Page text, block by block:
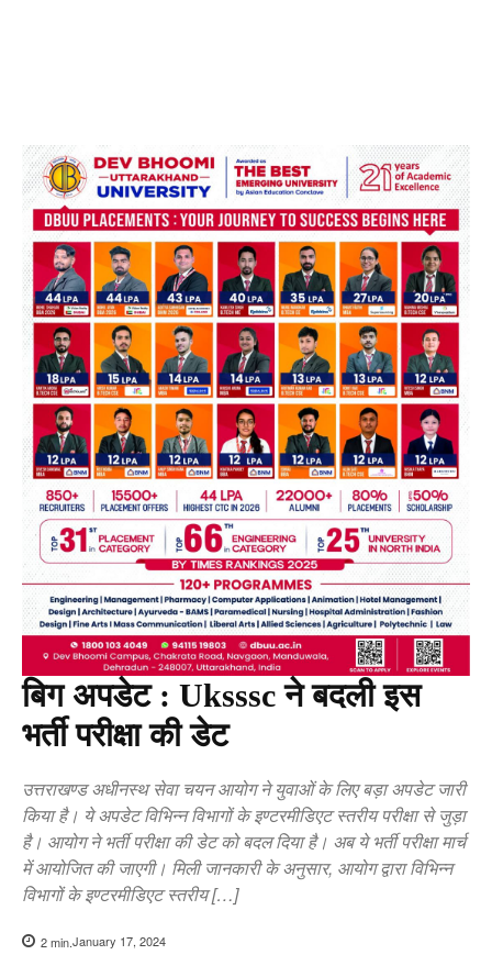
बिग अपडेट : Uksssc ने बदली इस
भर्ती परीक्षा की डेट
उत्तराखण्ड अधीनस्थ सेवा चयन आयोग ने युवाओं के लिए बड़ा अपडेट जारी
किया है। ये अपडेट विभिन्न विभागों के इण्टरमीडिएट स्तरीय परीक्षा से जुड़ा
है। आयोग ने भर्ती परीक्षा की डेट को बदल दिया है। अब ये भर्ती परीक्षा मार्च
में आयोजित की जाएगी। मिली जानकारी के अनुसार, आयोग द्वारा विभिन्न
विभागों के इण्टरमीडिएट स्तरीय […]
2min.January 17, 2024